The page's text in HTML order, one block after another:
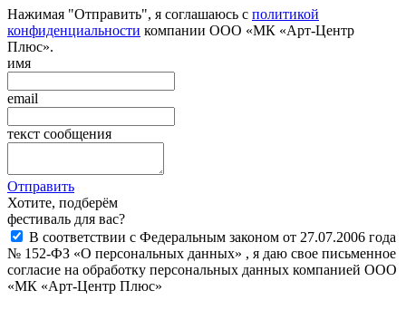
Нажимая "Отправить", я соглашаюсь с политикой
конфиденциальности компании ООО «МК «Арт-Центр
Плюс».
имя
email
текст сообщения
Отправить
Хотите, подберём
фестиваль для вас?
В соответствии с Федеральным законом от 27.07.2006 года
№ 152-ФЗ «О персональных данных» , я даю свое письменное
согласие на обработку персональных данных компанией ООО
«МК «Арт-Центр Плюс»